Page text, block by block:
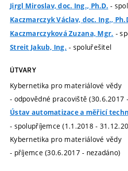
Jirgl Miroslav, doc. Ing., Ph.D. -
Kaczmarczyk Václav, doc. Ing.,
Kaczmarczyková Zuzana, Mgr. -
Streit Jakub, Ing. - spoluřešitel
ÚTVARY
Kybernetika pro materiálové vědy
- odpovědné pracoviště (30.6.2017
Ústav automatizace a měřicí
- spolupříjemce (1.1.2018 -
Kybernetika pro materiálové vědy
- příjemce (30.6.2017 - nezadáno)